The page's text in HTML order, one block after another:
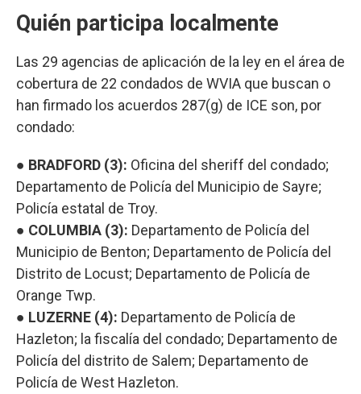
Quién participa localmente
Las 29 agencias de aplicación de la ley en el área de
cobertura de 22 condados de WVIA que buscan o
han firmado los acuerdos 287(g) de ICE son, por
condado:
● BRADFORD (3): Oficina del sheriff del condado;
Departamento de Policía del Municipio de Sayre;
Policía estatal de Troy.
● COLUMBIA (3): Departamento de Policía del
Municipio de Benton; Departamento de Policía del
Distrito de Locust; Departamento de Policía de
Orange Twp.
● LUZERNE (4): Departamento de Policía de
Hazleton; la fiscalía del condado; Departamento de
Policía del distrito de Salem; Departamento de
Policía de West Hazleton.